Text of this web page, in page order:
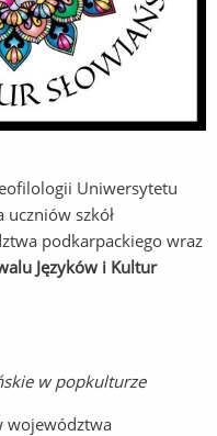
Uniwersytetu
uczniów szkół
podkarpackiego wraz
Języków i Kultur
w popkulturze
województwa